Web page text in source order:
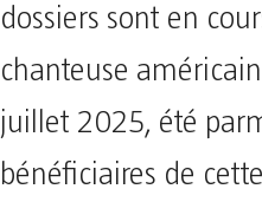
dossiers sont en
chanteuse
juillet 2025, été
bénéficiaires de